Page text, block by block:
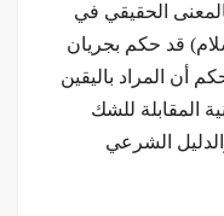
الحقيقي في
قد حكم بجريان
أن المراد باليقين
المقابلة للشك
الشرعي